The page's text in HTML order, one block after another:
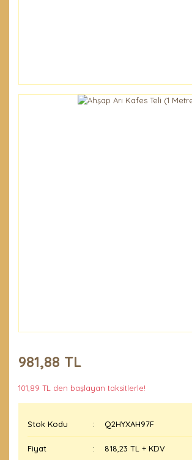
981,88 TL
101,89 TL den başlayan taksitlerle!
Stok Kodu Q2HYXAH97F
Fiyat 818,23 TL + KDV